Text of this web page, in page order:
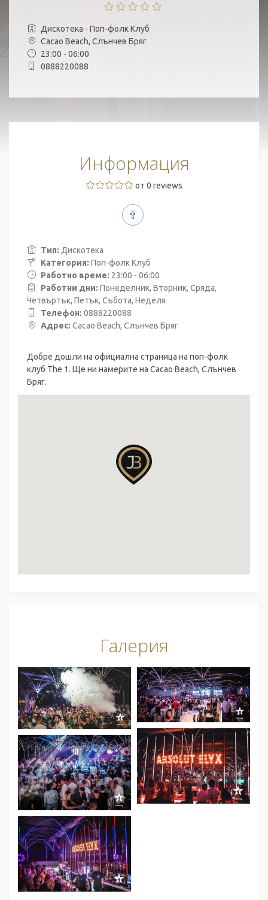
Дискотека - Поп-фолк Клуб
Cacao Beach, Слънчев Бряг
23:00 - 06:00
0888220088
Информация
от 0 reviews
Тип: Дискотека
Категория: Поп-фолк Клуб
Работно време: 23:00 - 06:00
Работни дни: Понеделник, Вторник, Сряда,
Четвъртък, Петък, Събота, Неделя
Телефон: 0888220088
Адрес: Cacao Beach, Слънчев Бряг
Добре дошли на официална страница на поп-фолк
клуб The 1. Ще ни намерите на Cacao Beach, Слънчев
Бряг.
Галерия